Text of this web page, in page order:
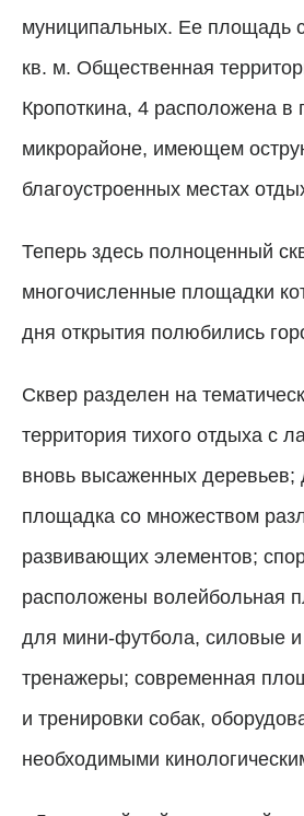
муниципальных. Ее площадь
кв. м. Общественная
Кропоткина, 4 расположена в
микрорайоне, имеющем
благоустроенных местах
Теперь здесь полноценный
многочисленные площадки
дня открытия полюбились
Сквер разделен на
территория тихого отдыха с
вновь высаженных деревьев;
площадка со множеством
развивающих элементов;
расположены волейбольная
для мини-футбола, силовые и
тренажеры; современная
и тренировки собак,
необходимыми